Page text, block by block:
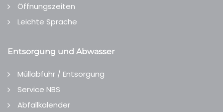
Öffnungszeiten
Leichte Sprache
Entsorgung und Abwasser
Müllabfuhr / Entsorgung
Service NBS
Abfallkalender